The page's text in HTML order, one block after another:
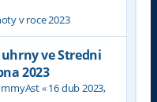
v roce 2023
ve Stredni
2023
«16 dub 2023,